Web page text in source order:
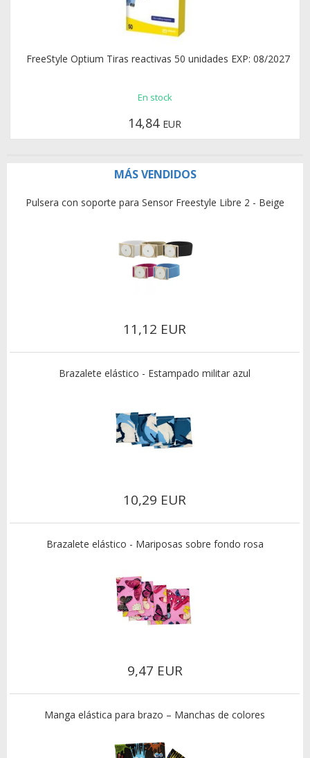
FreeStyle Optium Tiras reactivas 50 unidades EXP: 08/2027
En stock
14,84 EUR
MÁS VENDIDOS
Pulsera con soporte para Sensor Freestyle Libre 2 - Beige
11,12 EUR
Brazalete elástico - Estampado militar azul
10,29 EUR
Brazalete elástico - Mariposas sobre fondo rosa
9,47 EUR
Manga elástica para brazo – Manchas de colores